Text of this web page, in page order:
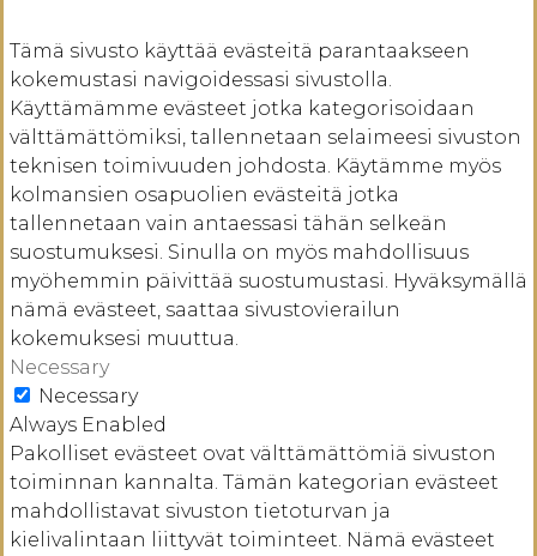
Tämä sivusto käyttää evästeitä parantaakseen
kokemustasi navigoidessasi sivustolla.
Käyttämämme evästeet jotka kategorisoidaan
välttämättömiksi, tallennetaan selaimeesi sivuston
teknisen toimivuuden johdosta. Käytämme myös
kolmansien osapuolien evästeitä jotka
tallennetaan vain antaessasi tähän selkeän
suostumuksesi. Sinulla on myös mahdollisuus
myöhemmin päivittää suostumustasi. Hyväksymällä
nämä evästeet, saattaa sivustovierailun
kokemuksesi muuttua.
Necessary
Necessary
Always Enabled
Pakolliset evästeet ovat välttämättömiä sivuston
toiminnan kannalta. Tämän kategorian evästeet
mahdollistavat sivuston tietoturvan ja
kielivalintaan liittyvät toiminteet. Nämä evästeet